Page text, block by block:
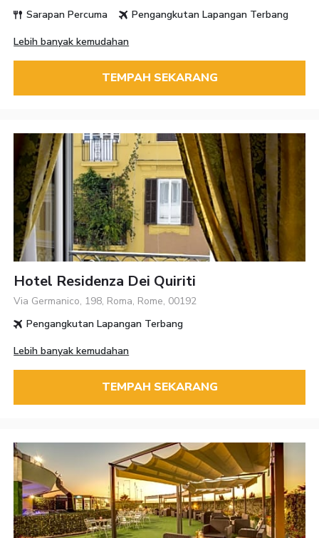
Sarapan Percuma
Pengangkutan Lapangan Terbang
Lebih banyak kemudahan
TEMPAH SEKARANG
Hotel Residenza Dei Quiriti
Via Germanico, 198, Roma, Rome, 00192
Pengangkutan Lapangan Terbang
Lebih banyak kemudahan
TEMPAH SEKARANG